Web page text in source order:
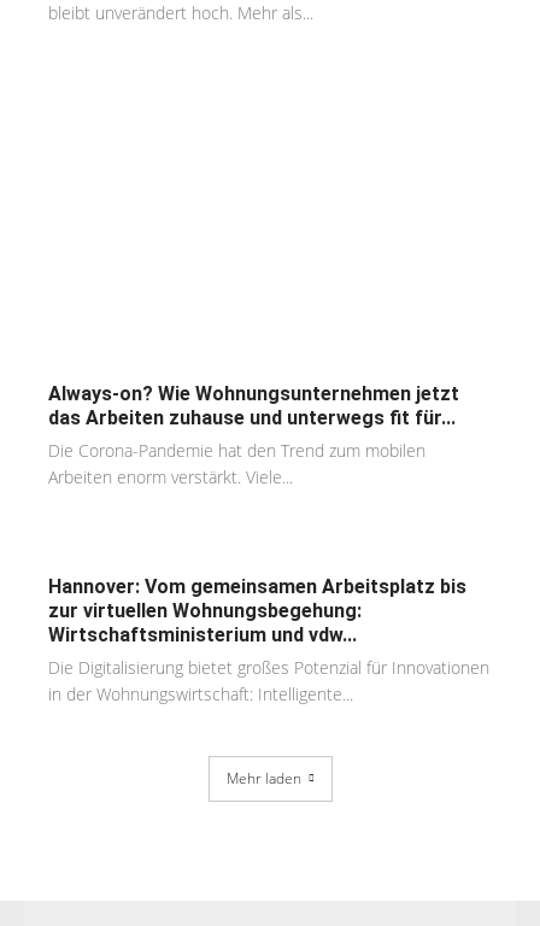
bleibt unverändert hoch. Mehr als...
Always-on? Wie Wohnungsunternehmen jetzt
das Arbeiten zuhause und unterwegs fit für...
Die Corona-Pandemie hat den Trend zum mobilen
Arbeiten enorm verstärkt. Viele...
Hannover: Vom gemeinsamen Arbeitsplatz bis
zur virtuellen Wohnungsbegehung:
Wirtschaftsministerium und vdw...
Die Digitalisierung bietet großes Potenzial für Innovationen
in der Wohnungswirtschaft: Intelligente...
Mehr laden